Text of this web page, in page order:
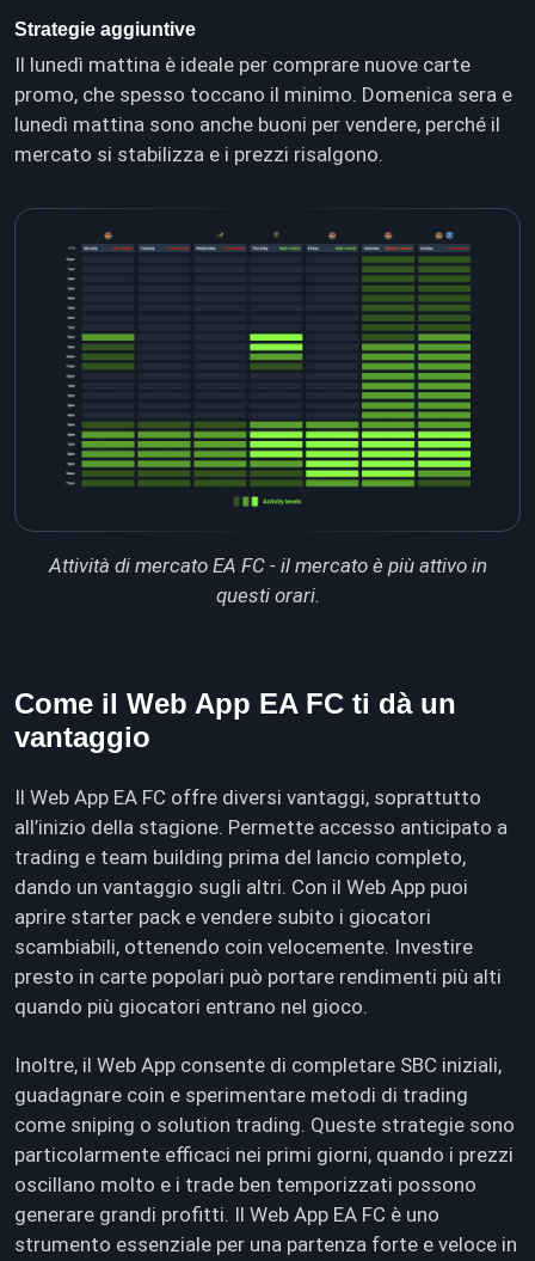
Strategie aggiuntive
Il lunedì mattina è ideale per comprare nuove carte
promo, che spesso toccano il minimo. Domenica sera e
lunedì mattina sono anche buoni per vendere, perché il
mercato si stabilizza e i prezzi risalgono.
Attività di mercato EA FC - il mercato è più attivo in
questi orari.
Come il Web App EA FC ti dà un
vantaggio
Il Web App EA FC offre diversi vantaggi, soprattutto
all’inizio della stagione. Permette accesso anticipato a
trading e team building prima del lancio completo,
dando un vantaggio sugli altri. Con il Web App puoi
aprire starter pack e vendere subito i giocatori
scambiabili, ottenendo coin velocemente. Investire
presto in carte popolari può portare rendimenti più alti
quando più giocatori entrano nel gioco.
Inoltre, il Web App consente di completare SBC iniziali,
guadagnare coin e sperimentare metodi di trading
come sniping o solution trading. Queste strategie sono
particolarmente efficaci nei primi giorni, quando i prezzi
oscillano molto e i trade ben temporizzati possono
generare grandi profitti. Il Web App EA FC è uno
strumento essenziale per una partenza forte e veloce in